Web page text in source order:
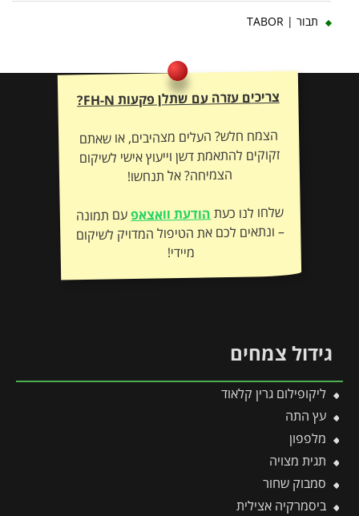
תבור | TABOR
צריכים עזרה עם שתלן פקעות FH-N?
הצמח חלש? העלים מצהיבים, או שאתם
זקוקים להתאמת דשן וייעוץ אישי לשיקום
הצמיחה? אל תנחשו!
שלחו לנו כעתהודעת וואצאפעם תמונה
– ונתאים לכם את הטיפול המדויק לשיקום
מיידי!
גידול צמחים
ליקופילום גרין קלאוד
עץ התה
מלפפון
תגית מצויה
סמבוק שחור
ביסמרקיה אצילית